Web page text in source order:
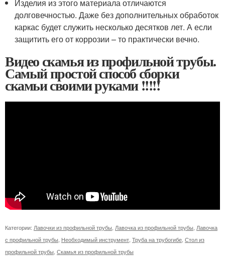
Изделия из этого материала отличаются
долговечностью. Даже без дополнительных обработок
каркас будет служить несколько десятков лет. А если
защитить его от коррозии – то практически вечно.
Видео скамья из профильной трубы.
Самый простой способ сборки
скамьи своими руками !!!!!
Категории: Лавочки из профильной трубы Лавочка из профильной трубы Лавочка
с профильной трубы Необходимый инструмент Труба на трубогибе Стол из
профильной трубы Скамья из профильной трубы